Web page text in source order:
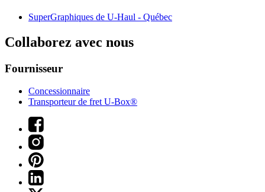
SuperGraphiques de U-Haul - Québec
Collaborez avec nous
Fournisseur
Concessionnaire
Transporteur de fret U-Box®